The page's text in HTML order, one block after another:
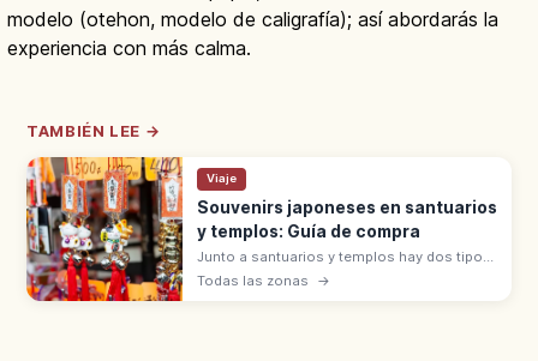
modelo (otehon, modelo de caligrafía); así abordarás la
experiencia con más calma.
TAMBIÉN LEE →
Viaje
Souvenirs japoneses en santuarios
y templos: Guía de compra
Junto a santuarios y templos hay dos tipos
de souvenirs: objetos sagrados (omamori,
Todas las zonas →